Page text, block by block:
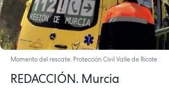
Momento del rescate. Protección Civil Valle de Ricote
REDACCIÓN. Murcia